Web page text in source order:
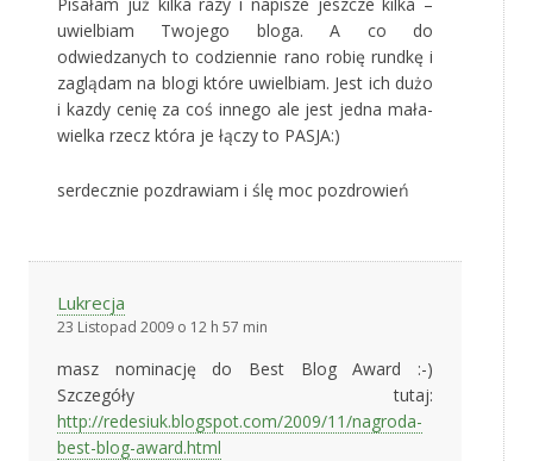
uwielbiam Twojego bloga. A co do
odwiedzanych to codziennie rano robię rundkę i
zaglądam na blogi które uwielbiam. Jest ich dużo
i kazdy cenię za coś innego ale jest jedna mała-
wielka rzecz która je łączy to PASJA:)
serdecznie pozdrawiam i ślę moc pozdrowień
Lukrecja
23 Listopad 2009 o 12 h 57 min
masz nominację do Best Blog Award :-)
Szczegóły tutaj:
http://redesiuk.blogspot.com/2009/11/nagroda-
best-blog-award.html